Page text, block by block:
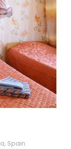
Spain